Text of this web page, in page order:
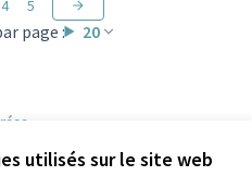
utilisés sur le site web
page : 20
4 5